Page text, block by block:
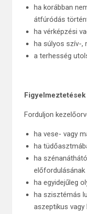
ha korábban
átfúródás
ha vérképzési
ha súlyos szív-,
a terhesség
Forduljon
ha vese- vagy
ha
ha
ha egyidejűleg
ha szisztémás
aszeptikus